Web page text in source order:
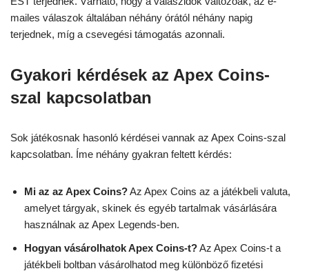
mailes válaszok általában néhány órától néhány napig
terjednek, míg a csevegési támogatás azonnali.
Gyakori kérdések az Apex Coins-
szal kapcsolatban
Sok játékosnak hasonló kérdései vannak az Apex Coins-szal
kapcsolatban. Íme néhány gyakran feltett kérdés:
Mi az az Apex Coins?Az Apex Coins az a játékbeli valuta,
amelyet tárgyak, skinek és egyéb tartalmak vásárlására
használnak az Apex Legends-ben.
Hogyan vásárolhatok Apex Coins-t?Az Apex Coins-t a
játékbeli boltban vásárolhatod meg különböző fizetési